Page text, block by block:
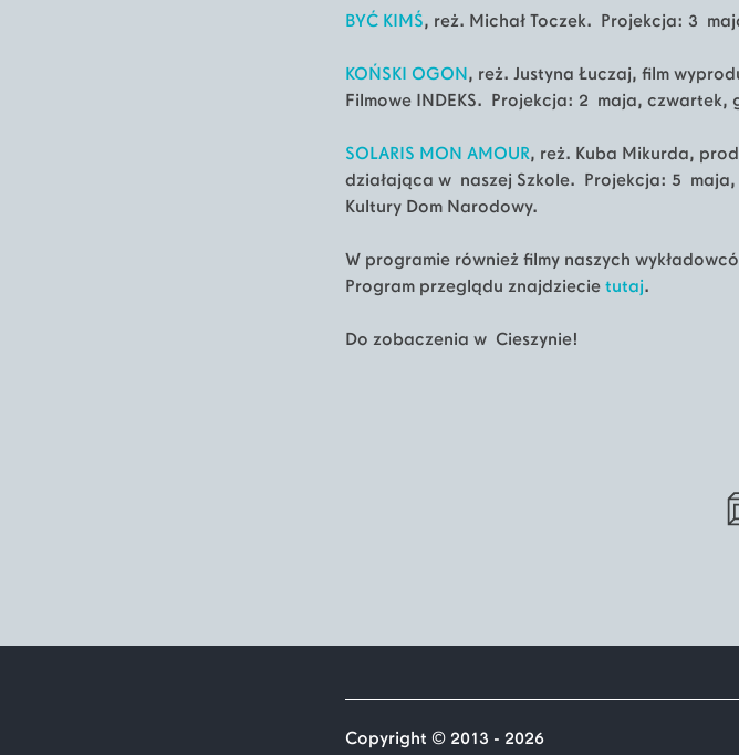
BYĆ KIMŚ, reż. Michał Toczek. Projekcja: 3
KOŃSKI OGON , reż. Justyna Łuczaj, film
Filmowe INDEKS. Projekcja: 2 maja, czwartek,
SOLARIS MON AMOUR, reż. Kuba Mikurda,
działająca w naszej Szkole. Projekcja: 5
Kultury Dom Narodowy.
W programie również filmy naszych
Program przeglądu znajdziecie tutaj.
Do zobaczenia w Cieszynie!
Copyright © 2013 - 2026